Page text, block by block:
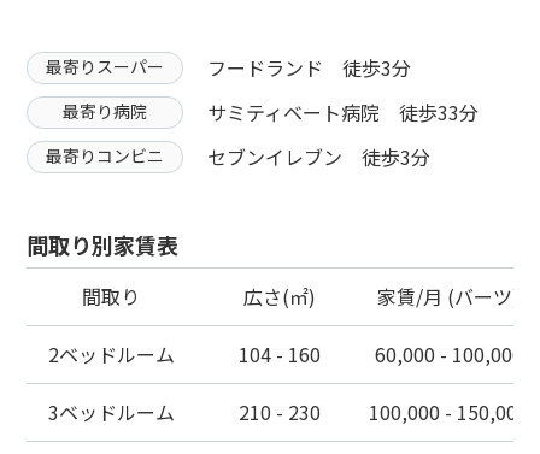
最寄りスーパー フードランド 徒歩3分
最寄り病院 サミティベート病院 徒歩33分
最寄りコンビニ セブンイレブン 徒歩3分
間取り別家賃表
間取り 広さ(㎡)
家賃/月 (バーツ)
2ベッドルーム
104 - 160
60,000 - 100,000
3ベッドルーム
210 - 230
100,000 - 150,000